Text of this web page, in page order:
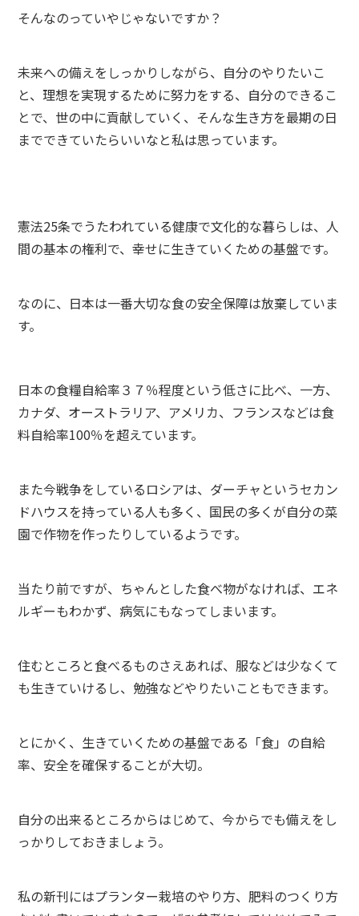
そんなのっていやじゃないですか？
未来への備えをしっかりしながら、自分のやりたいこ
と、理想を実現するために努力をする、自分のできるこ
とで、世の中に貢献していく、そんな生き方を最期の日
までできていたらいいなと私は思っています。
憲法25条でうたわれている健康で文化的な暮らしは、人
間の基本の権利で、幸せに生きていくための基盤です。
なのに、日本は一番大切な食の安全保障は放棄していま
す。
日本の食糧自給率３７％程度という低さに比べ、一方、
カナダ、オーストラリア、アメリカ、フランスなどは食
料自給率100％を超えています。
また今戦争をしているロシアは、ダーチャというセカン
ドハウスを持っている人も多く、国民の多くが自分の菜
園で作物を作ったりしているようです。
当たり前ですが、ちゃんとした食べ物がなければ、エネ
ルギーもわかず、病気にもなってしまいます。
住むところと食べるものさえあれば、服などは少なくて
も生きていけるし、勉強などやりたいこともできます。
とにかく、生きていくための基盤である「食」の自給
率、安全を確保することが大切。
自分の出来るところからはじめて、今からでも備えをし
っかりしておきましょう。
私の新刊にはプランター栽培のやり方、肥料のつくり方